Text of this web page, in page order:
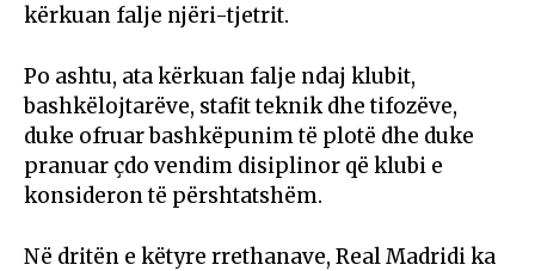
kërkuan falje njëri-tjetrit.
Po ashtu, ata kërkuan falje ndaj klubit,
bashkëlojtarëve, stafit teknik dhe tifozëve,
duke ofruar bashkëpunim të plotë dhe duke
pranuar çdo vendim disiplinor që klubi e
konsideron të përshtatshëm.
Në dritën e këtyre rrethanave, Real Madridi ka